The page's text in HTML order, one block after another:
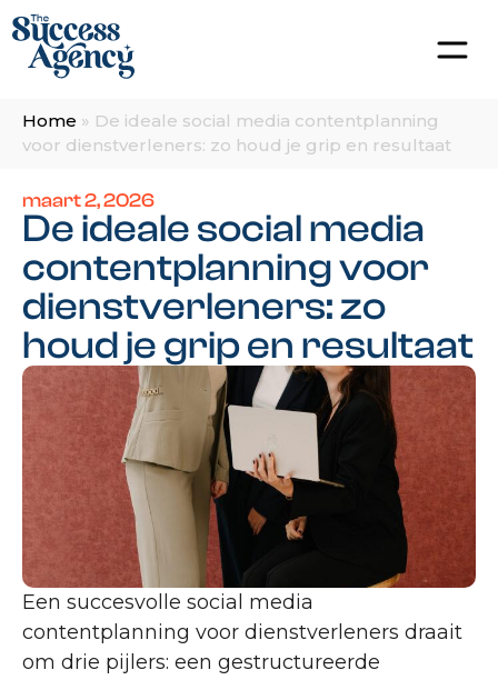
Home » De ideale social media contentplanning
voor dienstverleners: zo houd je grip en resultaat
maart 2, 2026
De ideale social media
contentplanning voor
dienstverleners: zo
houd je grip en resultaat
Een succesvolle social media
contentplanning voor dienstverleners draait
om drie pijlers: een gestructureerde